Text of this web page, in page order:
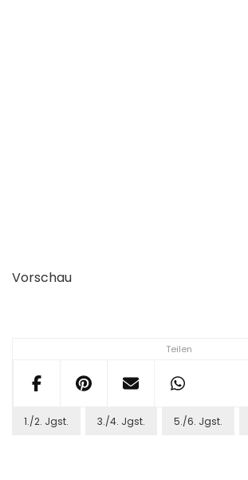
Teilen
Vorschau
1./2. Jgst. 3./4. Jgst. 5./6. Jgst.